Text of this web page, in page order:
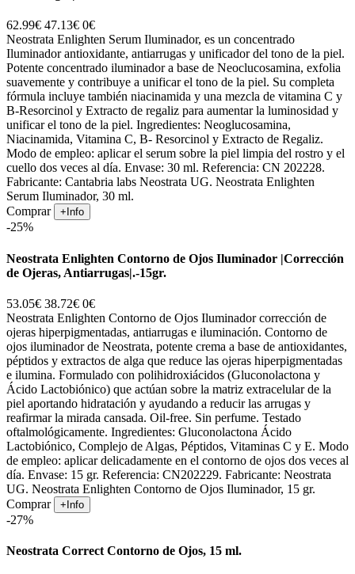
62.99€ 47.13€ 0€
Neostrata Enlighten Serum Iluminador, es un concentrado
Iluminador antioxidante, antiarrugas y unificador del tono de la piel.
Potente concentrado iluminador a base de Neoclucosamina, exfolia
suavemente y contribuye a unificar el tono de la piel. Su completa
fórmula incluye también niacinamida y una mezcla de vitamina C y
B-Resorcinol y Extracto de regaliz para aumentar la luminosidad y
unificar el tono de la piel. Ingredientes: Neoglucosamina,
Niacinamida, Vitamina C, B- Resorcinol y Extracto de Regaliz.
Modo de empleo: aplicar el serum sobre la piel limpia del rostro y el
cuello dos veces al día. Envase: 30 ml. Referencia: CN 202228.
Fabricante: Cantabria labs Neostrata UG. Neostrata Enlighten
Serum Iluminador, 30 ml.
Comprar
+Info
-25%
Neostrata Enlighten Contorno de Ojos Iluminador |Corrección
de Ojeras, Antiarrugas|.-15gr.
53.05€ 38.72€ 0€
Neostrata Enlighten Contorno de Ojos Iluminador corrección de
ojeras hiperpigmentadas, antiarrugas e iluminación. Contorno de
ojos iluminador de Neostrata, potente crema a base de antioxidantes,
péptidos y extractos de alga que reduce las ojeras hiperpigmentadas
e ilumina. Formulado con polihidroxiácidos (Gluconolactona y
Ácido Lactobiónico) que actúan sobre la matriz extracelular de la
piel aportando hidratación y ayudando a reducir las arrugas y
reafirmar la mirada cansada. Oil-free. Sin perfume. Testado
oftalmológicamente. Ingredientes: Gluconolactona Ácido
Lactobiónico, Complejo de Algas, Péptidos, Vitaminas C y E. Modo
de empleo: aplicar delicadamente en el contorno de ojos dos veces al
día. Envase: 15 gr. Referencia: CN202229. Fabricante: Neostrata
UG. Neostrata Enlighten Contorno de Ojos Iluminador, 15 gr.
Comprar
+Info
-27%
Neostrata Correct Contorno de Ojos, 15 ml.